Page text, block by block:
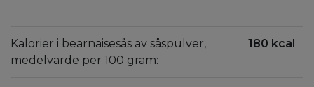
Kalorier i bearnaisesås av såspulver,
medelvärde per 100 gram:
180 kcal